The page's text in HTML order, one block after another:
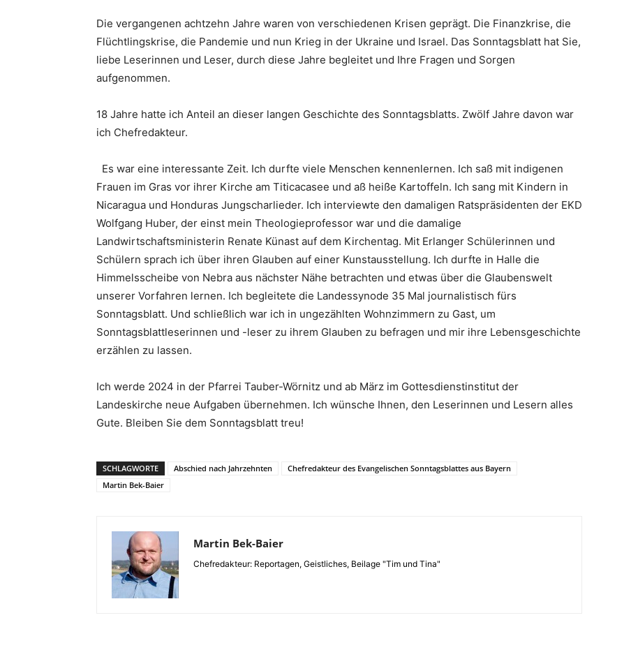
Die vergangenen achtzehn Jahre waren von verschiedenen Krisen geprägt. Die Finanzkrise, die
Flüchtlingskrise, die Pandemie und nun Krieg in der Ukraine und Israel. Das Sonntagsblatt hat Sie,
liebe Leserinnen und Leser, durch diese Jahre begleitet und Ihre Fragen und Sorgen
aufgenommen.
18 Jahre hatte ich Anteil an dieser langen Geschichte des Sonntagsblatts. Zwölf Jahre davon war
ich Chefredakteur.
Es war eine interessante Zeit. Ich durfte viele Menschen kennenlernen. Ich saß mit indigenen
Frauen im Gras vor ihrer Kirche am Titicacasee und aß heiße Kartoffeln. Ich sang mit Kindern in
Nicaragua und Honduras Jungscharlieder. Ich interviewte den damaligen Ratspräsidenten der EKD
Wolfgang Huber, der einst mein Theologieprofessor war und die damalige
Landwirtschaftsministerin Renate Künast auf dem Kirchentag. Mit Erlanger Schülerinnen und
Schülern sprach ich über ihren Glauben auf einer Kunstausstellung. Ich durfte in Halle die
Himmelsscheibe von Nebra aus nächster Nähe betrachten und etwas über die Glaubenswelt
unserer Vorfahren lernen. Ich begleitete die Landessynode 35 Mal journalistisch fürs
Sonntagsblatt. Und schließlich war ich in ungezählten Wohnzimmern zu Gast, um
Sonntagsblattleserinnen und -leser zu ihrem Glauben zu befragen und mir ihre Lebensgeschichte
erzählen zu lassen.
Ich werde 2024 in der Pfarrei Tauber-Wörnitz und ab März im Gottesdienstinstitut der
Landeskirche neue Aufgaben übernehmen. Ich wünsche Ihnen, den Leserinnen und Lesern alles
Gute. Bleiben Sie dem Sonntagsblatt treu!
SCHLAGWORTE Abschied nach Jahrzehnten
Chefredakteur des Evangelischen Sonntagsblattes aus Bayern
Martin Bek-Baier
Martin Bek-Baier
Chefredakteur: Reportagen, Geistliches, Beilage "Tim und Tina"